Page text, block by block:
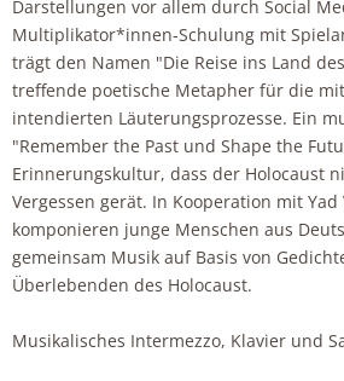
Darstellungen vor allem durch Social
Multiplikator*innen-Schulung mit
trägt den Namen "Die Reise ins Land
treffende poetische Metapher für die
intendierten Läuterungsprozesse. Ein
"Remember the Past und Shape the
Erinnerungskultur, dass der Holocaust
Vergessen gerät. In Kooperation mit
komponieren junge Menschen aus
gemeinsam Musik auf Basis von
Überlebenden des Holocaust.
Musikalisches Intermezzo, Klavier und